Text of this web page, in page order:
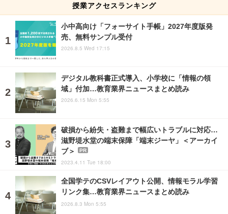
授業アクセスランキング
小中高向け「フォーサイト手帳」2027年度版発
売、無料サンプル受付
2026.8.5 Wed 17:15
デジタル教科書正式導入、小学校に「情報の領
域」付加…教育業界ニュースまとめ読み
2026.6.15 Mon 5:55
破損から紛失・盗難まで幅広いトラブルに対応…
滋野堤水堂の端末保障「端末ジーヤ」＜アーカイ
ブ＞
PR
2023.4.11 Tue 18:00
全国学テのCSVレイアウト公開、情報モラル学習
リンク集…教育業界ニュースまとめ読み
2026.8.3 Mon 5:55